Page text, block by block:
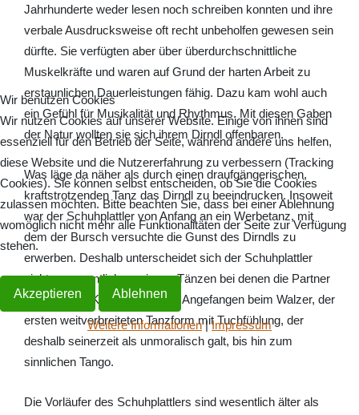
Jahrhunderte weder lesen noch schreiben konnten und ihre
verbale Ausdrucksweise oft recht unbeholfen gewesen sein
dürfte. Sie verfügten aber über überdurchschnittliche
Muskelkräfte und waren auf Grund der harten Arbeit zu
erstaunlichen Dauerleistungen fähig. Dazu kam wohl auch
ein Gefühl für Musikalität und Rhythmus. Mit diesen Gaben
der Natur wollten sie sich ihrem Dirndl offenbaren.
Was läge da näher als durch einen draufgängerischen,
kraftstrotzenden Tanz das Dirndl zu beeindrucken. Insoweit
war der Schuhplattler von Anfang an ein Werbetanz, mit
dem der Bursch versuchte die Gunst des Dirndls zu
erwerben. Deshalb unterscheidet sich der Schuhplattler
nicht unwesentlich von jenen Tänzen bei denen die Partner
körperlichen Kontakt suchten. Angefangen beim Walzer, der
ersten weitverbreiteten Tanzform mit Tuchfühlung, der
deshalb seinerzeit als unmoralisch galt, bis hin zum
sinnlichen Tango.
Die Vorläufer des Schuhplattlers sind wesentlich älter als
Wir benutzen Cookies
Wir nutzen Cookies auf unserer Website. Einige von ihnen sind
essenziell für den Betrieb der Seite, während andere uns helfen,
diese Website und die Nutzererfahrung zu verbessern (Tracking
Cookies). Sie können selbst entscheiden, ob Sie die Cookies
zulassen möchten. Bitte beachten Sie, dass bei einer Ablehnung
womöglich nicht mehr alle Funktionalitäten der Seite zur Verfügung
stehen.
Akzeptieren Ablehnen
Weitere Informationen|Impressum